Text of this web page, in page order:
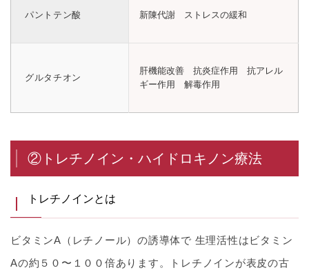
パントテン酸 新陳代謝 ストレスの緩和
グルタチオン
肝機能改善 抗炎症作用 抗アレル
ギー作用 解毒作用
②トレチノイン・ハイドロキノン療法
トレチノインとは
ビタミンA（レチノール）の誘導体で 生理活性はビタミン
Aの約５０〜１００倍あります。トレチノインが表皮の古